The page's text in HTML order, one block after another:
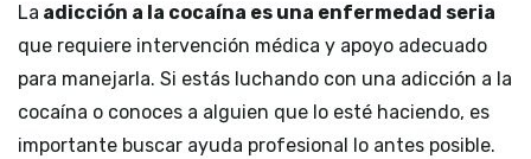
La adicción a la cocaína es una enfermedad seria
que requiere intervención médica y apoyo adecuado
para manejarla. Si estás luchando con una adicción a la
cocaína o conoces a alguien que lo esté haciendo, es
importante buscar ayuda profesional lo antes posible.